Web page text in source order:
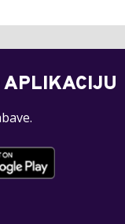
APLIKACIJU